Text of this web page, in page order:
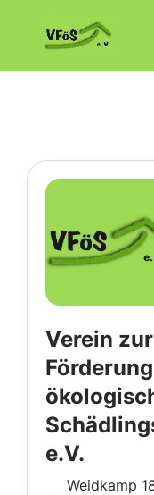
Verein zur
Förderung
e.V.
Weidkamp